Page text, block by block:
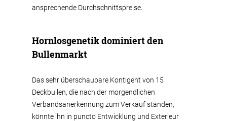
ansprechende Durchschnittspreise.
Hornlosgenetik dominiert den
Bullenmarkt
Das sehr überschaubare Kontigent von 15
Deckbullen, die nach der morgendlichen
Verbandsanerkennung zum Verkauf standen,
könnte ihn in puncto Entwicklung und Exterieur